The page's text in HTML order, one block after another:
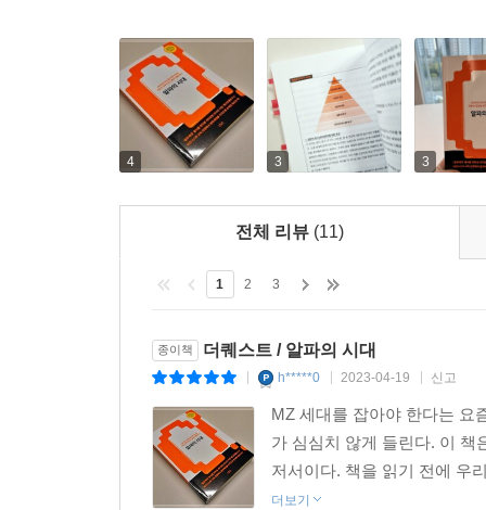
4 3 3
전체 리뷰 (11)
1 2 3
종이책 더퀘스트 / 알파의 시대
h*****0 2023-04-19 신고
MZ 세대를 잡아야 한다는 요
가 심심치 않게 들린다. 이 책
저서이다. 책을 읽기 전에 우
더보기